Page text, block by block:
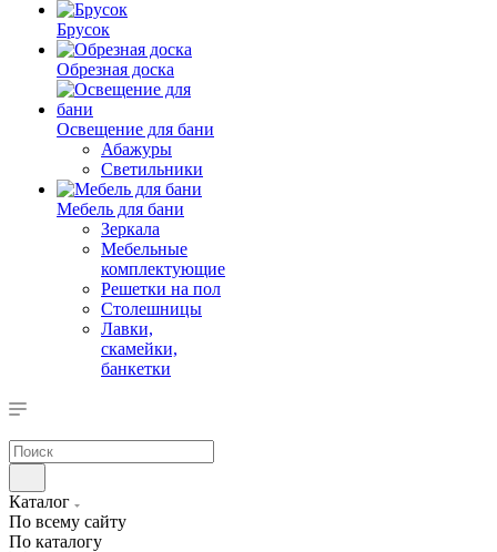
Брусок
Обрезная доска
Освещение для бани
Абажуры
Светильники
Мебель для бани
Зеркала
Мебельные
комплектующие
Решетки на пол
Столешницы
Лавки,
скамейки,
банкетки
Каталог
По всему сайту
По каталогу